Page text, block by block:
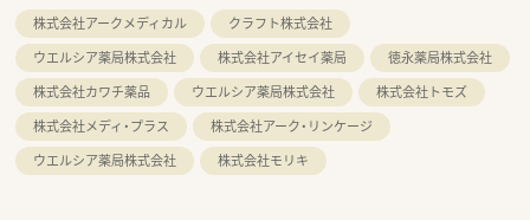
株式会社アークメディカル
クラフト株式会社
ウエルシア薬局株式会社
株式会社アイセイ薬局
徳永薬局株式会社
株式会社カワチ薬品
ウエルシア薬局株式会社
株式会社トモズ
株式会社メディ・プラス
株式会社アーク・リンケージ
ウエルシア薬局株式会社
株式会社モリキ